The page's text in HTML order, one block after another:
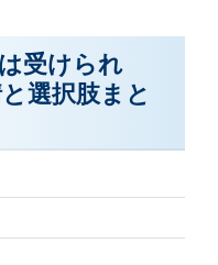
受けられ
選択肢まと